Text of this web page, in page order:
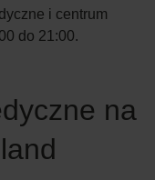
i centrum
do 21:00.
na